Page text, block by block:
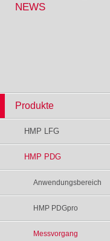
NEWS
Produkte
HMP LFG
HMP PDG
Anwendungsbereich
HMP PDGpro
Messvorgang